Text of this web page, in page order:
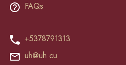
FAQs
+5378791313
uh@uh.cu